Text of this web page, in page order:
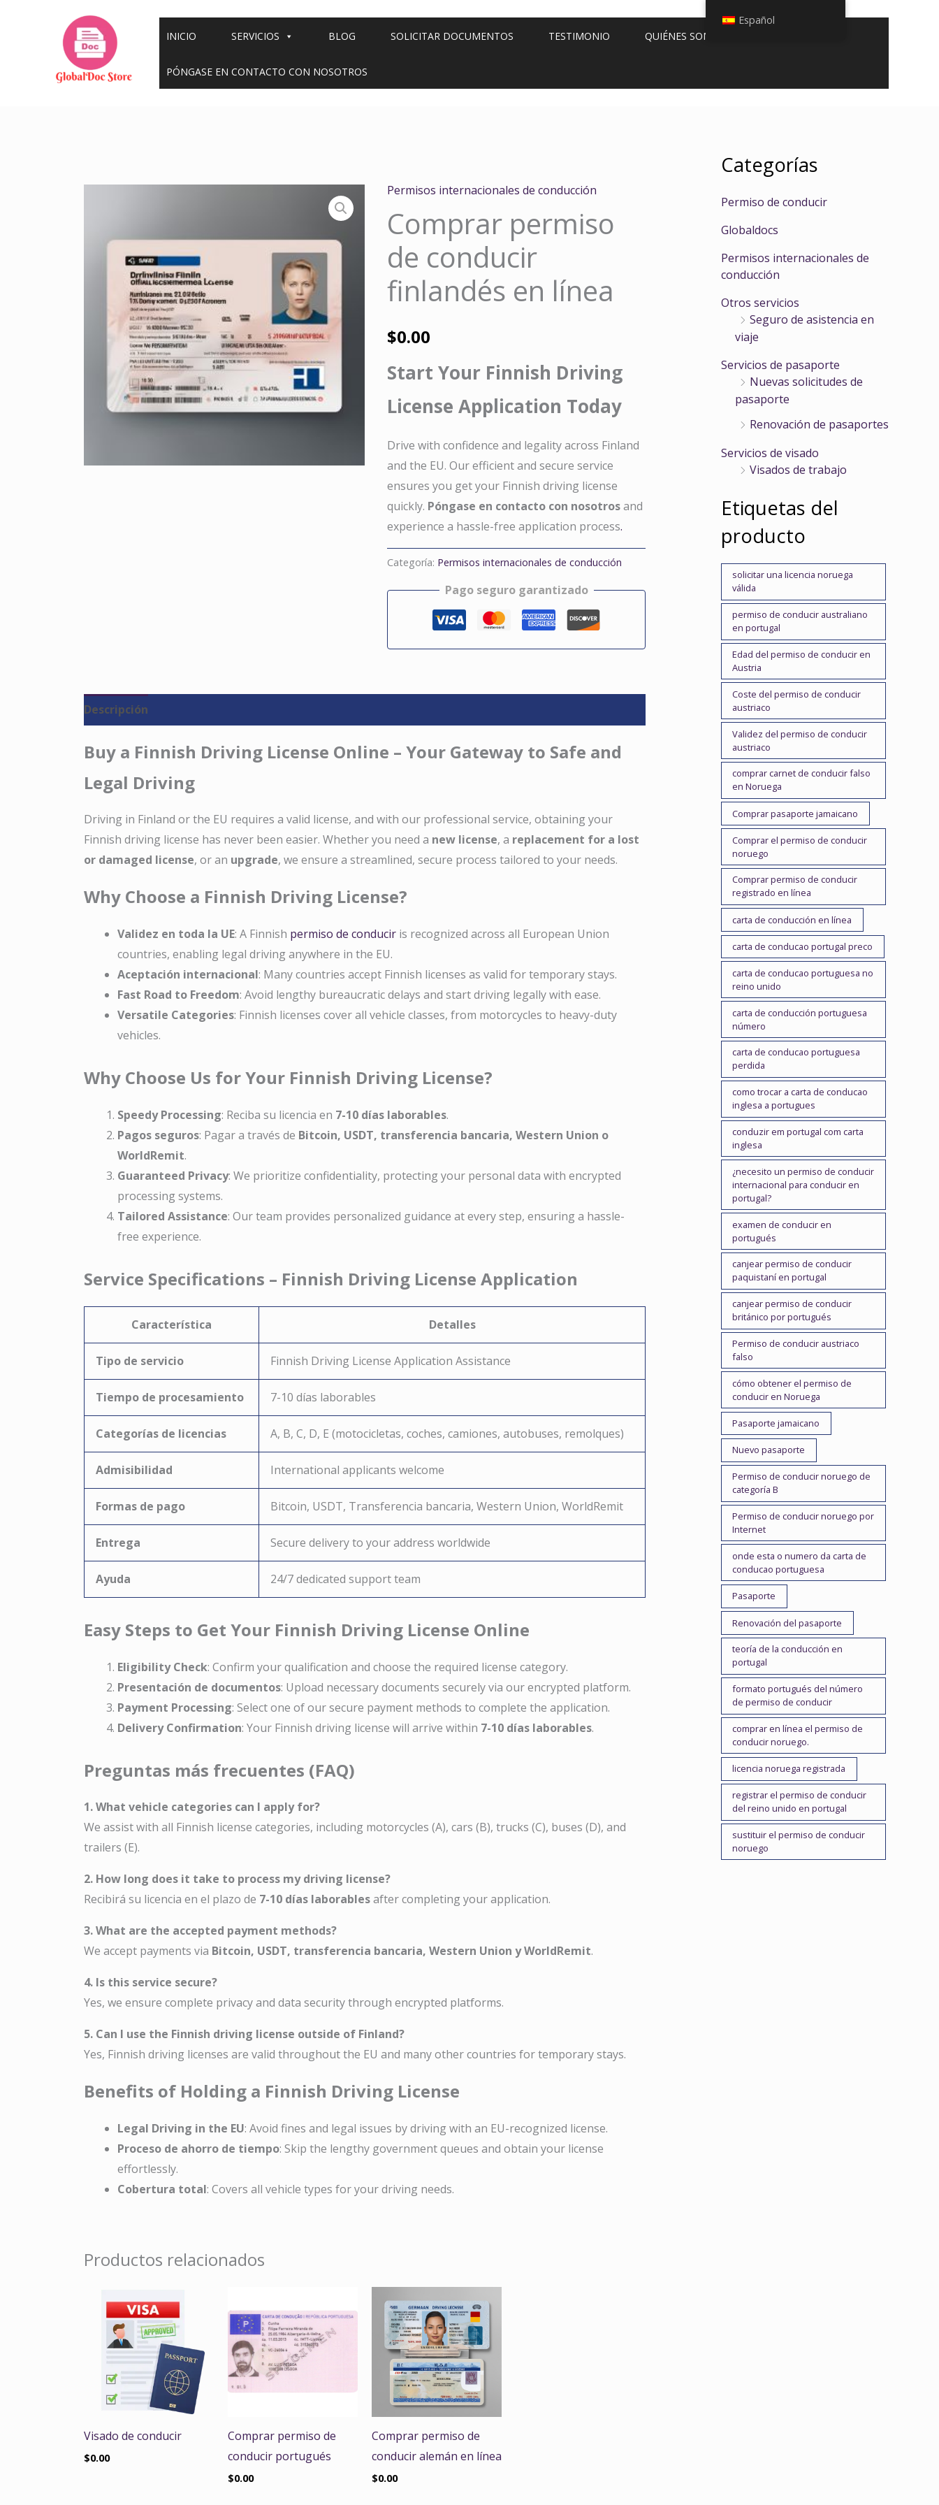
INICIO SERVICIOS BLOG SOLICITAR DOCUMENTOS TESTIMONIO QUIÉNES SOMOS
PÓNGASE EN CONTACTO CON NOSOTROS
Permisos internacionales de conducción
Comprar permiso
de conducir
finlandés en línea
$0.00
Start Your Finnish Driving
License Application Today
Drive with confidence and legality across Finland
and the EU. Our efficient and secure service
ensures you get your Finnish driving license
quickly. Póngase en contacto con nosotrosand
experience a hassle-free application process.
Categoría: Permisos internacionales de conducción
Pago seguro garantizado
Descripción
Buy a Finnish Driving License Online – Your Gateway to Safe and
Legal Driving
Driving in Finland or the EU requires a valid license, and with our professional service, obtaining your
Finnish driving license has never been easier. Whether you need a new license, a replacement for a lost
or damaged license, or an upgrade, we ensure a streamlined, secure process tailored to your needs.
Why Choose a Finnish Driving License?
Validez en toda la UE: A Finnish permiso de conducir is recognized across all European Union
countries, enabling legal driving anywhere in the EU.
Aceptación internacional: Many countries accept Finnish licenses as valid for temporary stays.
Fast Road to Freedom: Avoid lengthy bureaucratic delays and start driving legally with ease.
Versatile Categories: Finnish licenses cover all vehicle classes, from motorcycles to heavy-duty
vehicles.
Why Choose Us for Your Finnish Driving License?
Speedy Processing: Reciba su licencia en 7-10 días laborables.
Pagos seguros: Pagar a través de Bitcoin, USDT, transferencia bancaria, Western Union o
WorldRemit.
Guaranteed Privacy: We prioritize confidentiality, protecting your personal data with encrypted
processing systems.
Tailored Assistance: Our team provides personalized guidance at every step, ensuring a hassle-
free experience.
Service Specifications – Finnish Driving License Application
Característica Detalles
Tipo de servicio Finnish Driving License Application Assistance
Tiempo de procesamiento 7-10 días laborables
Categorías de licencias A, B, C, D, E (motocicletas, coches, camiones, autobuses, remolques)
Admisibilidad International applicants welcome
Formas de pago Bitcoin, USDT, Transferencia bancaria, Western Union, WorldRemit
Entrega Secure delivery to your address worldwide
Ayuda 24/7 dedicated support team
Easy Steps to Get Your Finnish Driving License Online
Eligibility Check: Confirm your qualification and choose the required license category.
Presentación de documentos: Upload necessary documents securely via our encrypted platform.
Payment Processing: Select one of our secure payment methods to complete the application.
Delivery Confirmation: Your Finnish driving license will arrive within 7-10 días laborables.
Preguntas más frecuentes (FAQ)
1. What vehicle categories can I apply for?
We assist with all Finnish license categories, including motorcycles (A), cars (B), trucks (C), buses (D), and
trailers (E).
2. How long does it take to process my driving license?
Recibirá su licencia en el plazo de 7-10 días laborablesafter completing your application.
3. What are the accepted payment methods?
We accept payments via Bitcoin, USDT, transferencia bancaria, Western Union y WorldRemit.
4. Is this service secure?
Yes, we ensure complete privacy and data security through encrypted platforms.
5. Can I use the Finnish driving license outside of Finland?
Yes, Finnish driving licenses are valid throughout the EU and many other countries for temporary stays.
Benefits of Holding a Finnish Driving License
Legal Driving in the EU: Avoid fines and legal issues by driving with an EU-recognized license.
Proceso de ahorro de tiempo: Skip the lengthy government queues and obtain your license
effortlessly.
Cobertura total: Covers all vehicle types for your driving needs.
Productos relacionados
Visado de conducir
$0.00
Comprar permiso de
conducir portugués
$0.00
Comprar permiso de
conducir alemán en línea
$0.00
Categorías
Permiso de conducir
Globaldocs
Permisos internacionales de
conducción
Otros servicios
Seguro de asistencia en
viaje
Servicios de pasaporte
Nuevas solicitudes de
pasaporte
Renovación de pasaportes
Servicios de visado
Visados de trabajo
Etiquetas del
producto
solicitar una licencia noruega
válida
permiso de conducir australiano
en portugal
Edad del permiso de conducir en
Austria
Coste del permiso de conducir
austriaco
Validez del permiso de conducir
austriaco
comprar carnet de conducir falso
en Noruega
Comprar pasaporte jamaicano
Comprar el permiso de conducir
noruego
Comprar permiso de conducir
registrado en línea
carta de conducción en línea
carta de conducao portugal preco
carta de conducao portuguesa no
reino unido
carta de conducción portuguesa
número
carta de conducao portuguesa
perdida
como trocar a carta de conducao
inglesa a portugues
conduzir em portugal com carta
inglesa
¿necesito un permiso de conducir
internacional para conducir en
portugal?
examen de conducir en
portugués
canjear permiso de conducir
paquistaní en portugal
canjear permiso de conducir
británico por portugués
Permiso de conducir austriaco
falso
cómo obtener el permiso de
conducir en Noruega
Pasaporte jamaicano
Nuevo pasaporte
Permiso de conducir noruego de
categoría B
Permiso de conducir noruego por
Internet
onde esta o numero da carta de
conducao portuguesa
Pasaporte
Renovación del pasaporte
teoría de la conducción en
portugal
formato portugués del número
de permiso de conducir
comprar en línea el permiso de
conducir noruego.
licencia noruega registrada
registrar el permiso de conducir
del reino unido en portugal
sustituir el permiso de conducir
noruego
Español